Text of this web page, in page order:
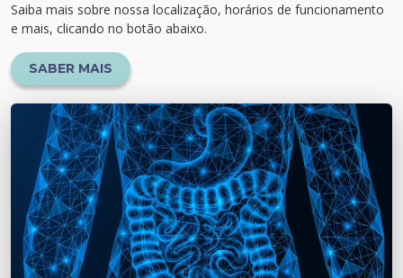
Saiba mais sobre nossa localização, horários de funcionamento
e mais, clicando no botão abaixo.
SABER MAIS